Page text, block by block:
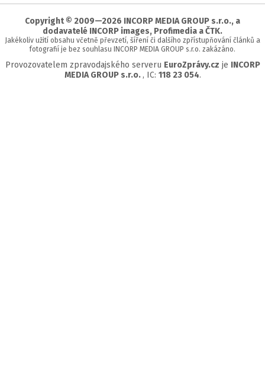
stránky
Copyright © 2009—2026 INCORP MEDIA GROUP s.r.o., a
dodavatelé INCORP images, Profimedia a ČTK.
Jakékoliv užití obsahu včetně převzetí, šíření či dalšího zpřístupňování článků a
fotografií je bez souhlasu INCORP MEDIA GROUP s.r.o. zakázáno.
Provozovatelem zpravodajského serveru EuroZprávy.cz je INCORP
MEDIA GROUP s.r.o. , IC: 118 23 054.